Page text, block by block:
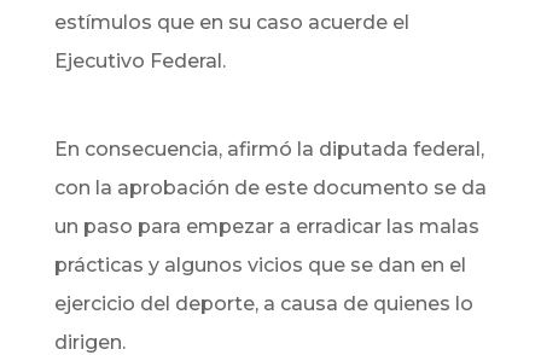
estímulos que en su caso acuerde el
Ejecutivo Federal.
En consecuencia, afirmó la diputada federal,
con la aprobación de este documento se da
un paso para empezar a erradicar las malas
prácticas y algunos vicios que se dan en el
ejercicio del deporte, a causa de quienes lo
dirigen.